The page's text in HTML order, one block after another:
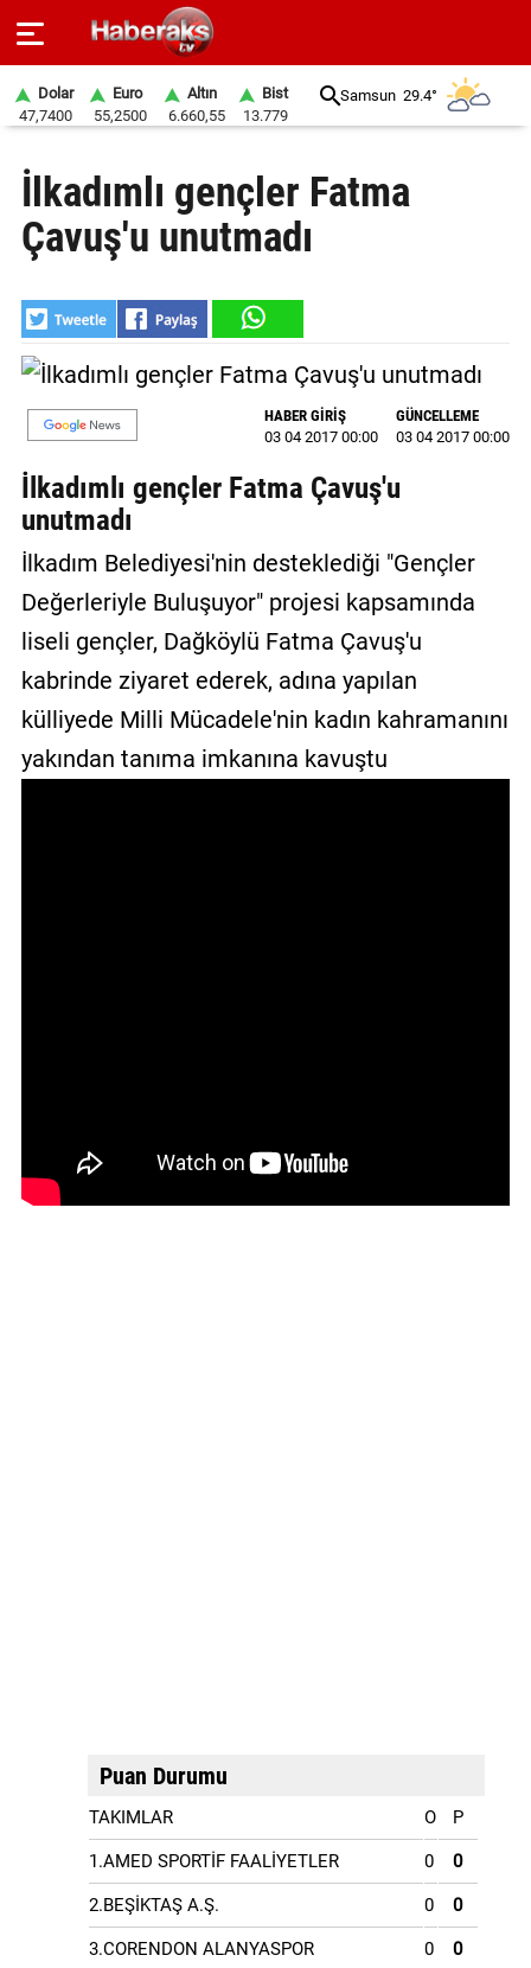
SPOR
YAŞAM
EKONOMİ
BELEDİYELER
SAĞLIK
EĞİTİM
GALERİ
VİDEO
YAZARLAR
BİZE
ULAŞIN
Künye
Dolar
47,7400
Euro
55,2500
Altın
6.660,55
Bist
13.779
Samsun 29.4°
İlkadımlı gençler Fatma
Çavuş'u unutmadı
HABER GİRİŞ
03 04 2017 00:00
GÜNCELLEME
03 04 2017 00:00
İlkadımlı gençler Fatma Çavuş'u
unutmadı
İlkadım Belediyesi'nin desteklediği "Gençler
Değerleriyle Buluşuyor" projesi kapsamında
liseli gençler, Dağköylü Fatma Çavuş'u
kabrinde ziyaret ederek, adına yapılan
külliyede Milli Mücadele'nin kadın kahramanını
yakından tanıma imkanına kavuştu
Puan Durumu
TAKIMLAR O P
1.AMED SPORTİF FAALİYETLER 0 0
2.BEŞİKTAŞ A.Ş. 0 0
3.CORENDON ALANYASPOR 0 0